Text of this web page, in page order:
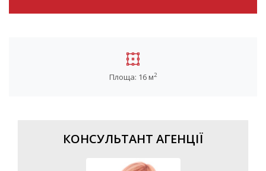
Площа: 16 м2
КОНСУЛЬТАНТ АГЕНЦІЇ